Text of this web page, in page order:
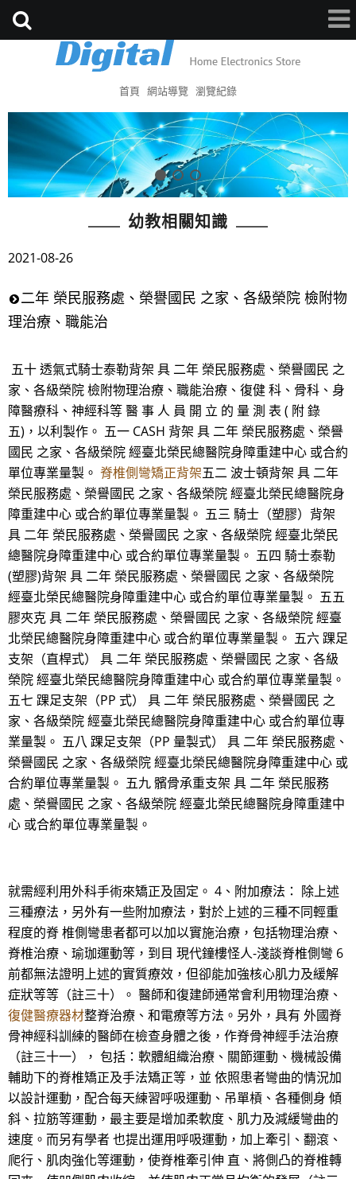
首頁 網站導覽 瀏覽紀錄
幼教相關知識
2021-08-26
二年 榮民服務處、榮譽國民 之家、各級榮院 檢附物
理治療、職能治
五十 透氣式騎士泰勒背架 具 二年 榮民服務處、榮譽國民 之
家、各級榮院 檢附物理治療、職能治療、復健 科、骨科、身
障醫療科、神經科等 醫 事 人 員 開 立 的 量 測 表 ( 附 錄
五)，以利製作。 五一 CASH 背架 具 二年 榮民服務處、榮譽
國民 之家、各級榮院 經臺北榮民總醫院身障重建中心 或合約
單位專業量製。 脊椎側彎矯正背架五二 波士頓背架 具 二年
榮民服務處、榮譽國民 之家、各級榮院 經臺北榮民總醫院身
障重建中心 或合約單位專業量製。 五三 騎士（塑膠）背架
具 二年 榮民服務處、榮譽國民 之家、各級榮院 經臺北榮民
總醫院身障重建中心 或合約單位專業量製。 五四 騎士泰勒
(塑膠)背架 具 二年 榮民服務處、榮譽國民 之家、各級榮院
經臺北榮民總醫院身障重建中心 或合約單位專業量製。 五五
膠夾克 具 二年 榮民服務處、榮譽國民 之家、各級榮院 經臺
北榮民總醫院身障重建中心 或合約單位專業量製。 五六 踝足
支架（直桿式） 具 二年 榮民服務處、榮譽國民 之家、各級
榮院 經臺北榮民總醫院身障重建中心 或合約單位專業量製。
五七 踝足支架（PP 式） 具 二年 榮民服務處、榮譽國民 之
家、各級榮院 經臺北榮民總醫院身障重建中心 或合約單位專
業量製。 五八 踝足支架（PP 量製式） 具 二年 榮民服務處、
榮譽國民 之家、各級榮院 經臺北榮民總醫院身障重建中心 或
合約單位專業量製。 五九 髕骨承重支架 具 二年 榮民服務
處、榮譽國民 之家、各級榮院 經臺北榮民總醫院身障重建中
心 或合約單位專業量製。
就需經利用外科手術來矯正及固定。 4、附加療法： 除上述
三種療法，另外有一些附加療法，對於上述的三種不同輕重
程度的脊 椎側彎患者都可以加以實施治療，包括物理治療、
脊椎治療、瑜珈運動等，到目 現代鐘樓怪人-淺談脊椎側彎 6
前都無法證明上述的實質療效，但卻能加強核心肌力及緩解
症狀等等（註三十）。 醫師和復建師通常會利用物理治療、
復健醫療器材整脊治療、和電療等方法。另外，具有 外國脊
骨神經科訓練的醫師在檢查身體之後，作脊骨神經手法治療
（註三十一）， 包括：軟體組織治療、關節運動、機械設備
輔助下的脊椎矯正及手法矯正等，並 依照患者彎曲的情況加
以設計運動，配合每天練習呼吸運動、吊單槓、各種側身 傾
斜、拉筋等運動，最主要是增加柔軟度、肌力及減緩彎曲的
速度。而另有學者 也提出運用呼吸運動，加上牽引、翻滾、
爬行、肌肉強化等運動，使脊椎牽引伸 直、將側凸的脊椎轉